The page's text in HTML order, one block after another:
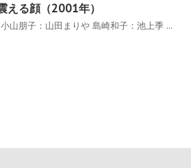
る顔（2001年）
山朋子：山田まりや 島崎和子：池上季 ...